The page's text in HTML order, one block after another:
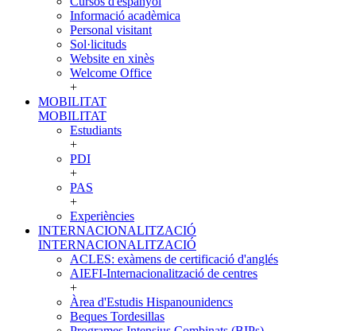
Informació acadèmica
Personal visitant
Sol·licituds
Website en xinès
Welcome Office
+
MOBILITAT
MOBILITAT
Estudiants
+
PDI
+
PAS
+
Experiències
INTERNACIONALITZACIÓ
INTERNACIONALITZACIÓ
ACLES: exàmens de certificació d'anglés
AIEFI-Internacionalització de centres
+
Àrea d'Estudis Hispanounidencs
Beques Tordesillas